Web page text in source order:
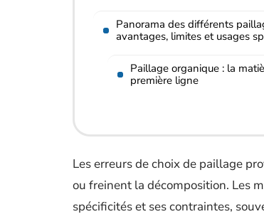
Panorama des différents
avantages, limites et usages
Paillage organique : la
première ligne
Les erreurs de choix de paillage
ou freinent la décomposition. Les
spécificités et ses contraintes,